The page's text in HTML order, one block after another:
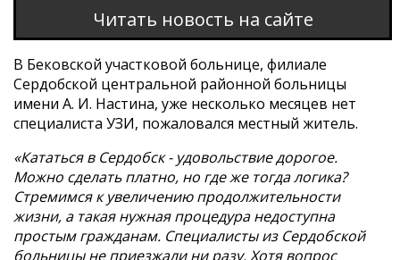
Читать новость на сайте
В Бековской участковой больнице, филиале
Сердобской центральной районной больницы
имени А. И. Настина, уже несколько месяцев нет
специалиста УЗИ, пожаловался местный житель.
«Кататься в Сердобск - удовольствие дорогое.
Можно сделать платно, но где же тогда логика?
Стремимся к увеличению продолжительности
жизни, а такая нужная процедура недоступна
простым гражданам. Специалисты из Сердобской
больницы не приезжали ни разу. Хотя вопрос